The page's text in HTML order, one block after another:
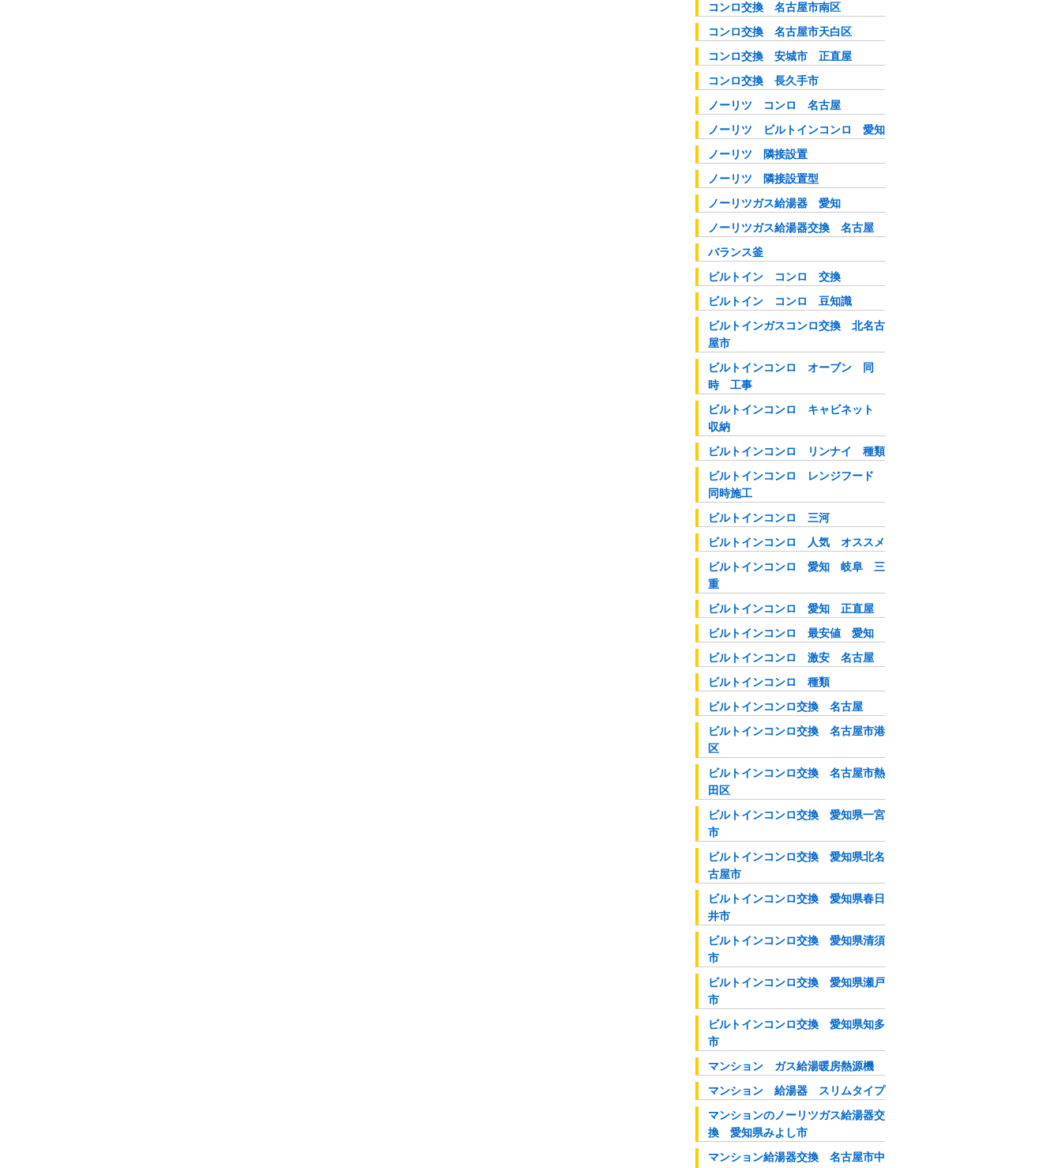
コンロ交換 名古屋市南区
コンロ交換 名古屋市天白区
コンロ交換 安城市 正直屋
コンロ交換 長久手市
ノーリツ コンロ 名古屋
ノーリツ ビルトインコンロ 愛知
ノーリツ 隣接設置
ノーリツ 隣接設置型
ノーリツガス給湯器 愛知
ノーリツガス給湯器交換 名古屋
バランス釜
ビルトイン コンロ 交換
ビルトイン コンロ 豆知識
ビルトインガスコンロ交換 北名古
屋市
ビルトインコンロ オーブン 同
時 工事
ビルトインコンロ キャビネット
収納
ビルトインコンロ リンナイ 種類
ビルトインコンロ レンジフード
同時施工
ビルトインコンロ 三河
ビルトインコンロ 人気 オススメ
ビルトインコンロ 愛知 岐阜 三
重
ビルトインコンロ 愛知 正直屋
ビルトインコンロ 最安値 愛知
ビルトインコンロ 激安 名古屋
ビルトインコンロ 種類
ビルトインコンロ交換 名古屋
ビルトインコンロ交換 名古屋市港
区
ビルトインコンロ交換 名古屋市熱
田区
ビルトインコンロ交換 愛知県一宮
市
ビルトインコンロ交換 愛知県北名
古屋市
ビルトインコンロ交換 愛知県春日
井市
ビルトインコンロ交換 愛知県清須
市
ビルトインコンロ交換 愛知県瀬戸
市
ビルトインコンロ交換 愛知県知多
市
マンション ガス給湯暖房熱源機
マンション 給湯器 スリムタイプ
マンションのノーリツガス給湯器交
換 愛知県みよし市
マンション給湯器交換 名古屋市中